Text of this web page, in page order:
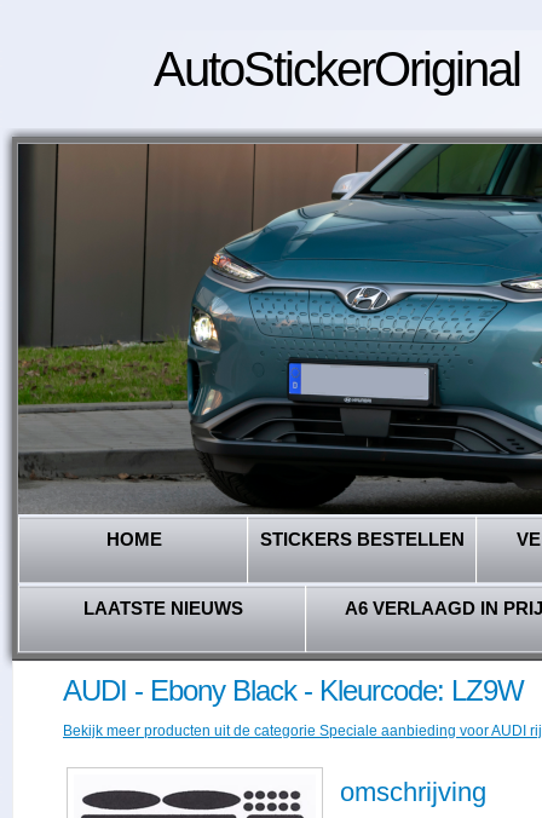
AutoStickerOriginal
HOME STICKERS BESTELLEN
LAATSTE NIEUWS A6 VERLAAGD IN
AUDI - Ebony Black - Kleurcode: LZ9W
Bekijk meer producten uit de categorie Speciale aanbieding voor AUDI
omschrijving